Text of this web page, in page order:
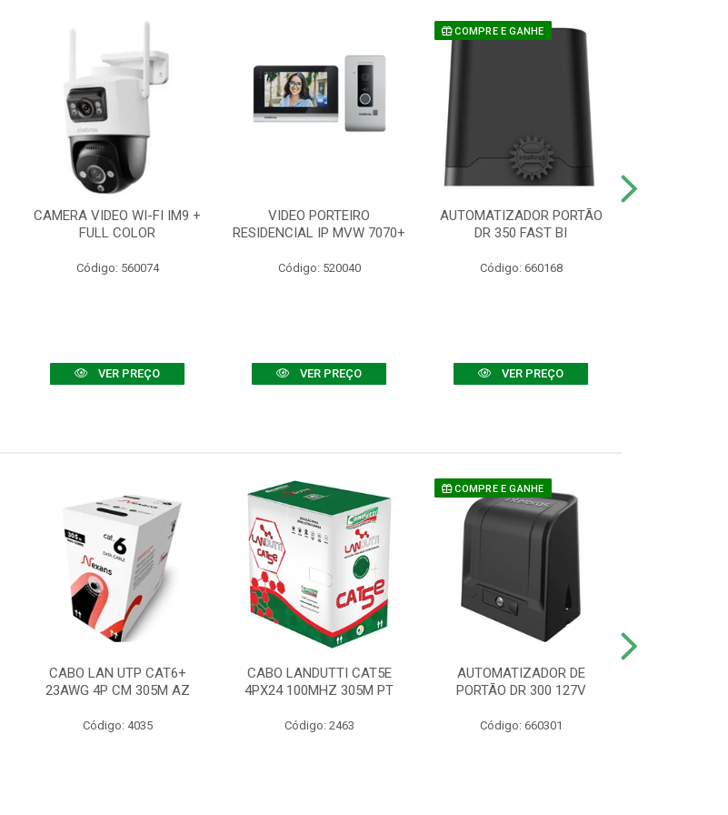
CAMERA VIDEO WI-FI IM9 +
FULL COLOR
Código: 560074
VER PREÇO
VIDEO PORTEIRO
RESIDENCIAL IP MVW 7070+
Código: 520040
VER PREÇO
COMPRE E GANHE
AUTOMATIZADOR PORTÃO
DR 350 FAST BI
Código: 660168
VER PREÇO
CABO LAN UTP CAT6+
23AWG 4P CM 305M AZ
Código: 4035
CABO LANDUTTI CAT5E
4PX24 100MHZ 305M PT
Código: 2463
COMPRE E GANHE
AUTOMATIZADOR DE
PORTÃO DR 300 127V
Código: 660301